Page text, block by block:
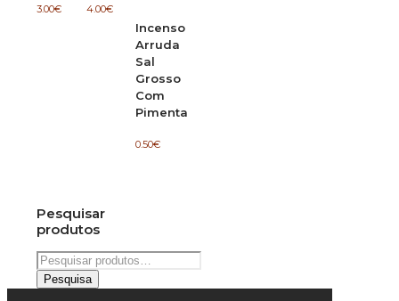
3.00€ 4.00€
Incenso
Arruda
Sal
Grosso
Com
Pimenta
0.50€
Pesquisar
produtos
Pesquisar
por:
Pesquisa